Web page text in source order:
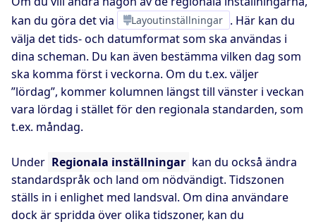
kan du göra det via
Layoutinställningar . Här kan du
välja det tids- och datumformat som ska användas i
dina scheman. Du kan även bestämma vilken dag som
ska komma först i veckorna. Om du t.ex. väljer
”lördag”, kommer kolumnen längst till vänster i veckan
vara lördag i stället för den regionala standarden, som
t.ex. måndag.
Under Regionala inställningar kan du också ändra
standardspråk och land om nödvändigt. Tidszonen
ställs in i enlighet med landsval. Om dina användare
dock är spridda över olika tidszoner, kan du